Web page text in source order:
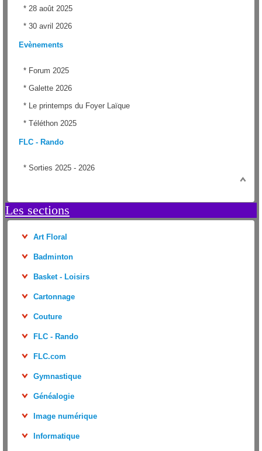
* 28 août 2025
* 30 avril 2026
Evènements
* Forum 2025
* Galette 2026
* Le printemps du Foyer Laïque
* Téléthon 2025
FLC - Rando
* Sorties 2025 - 2026
Les sections
Art Floral
Badminton
Basket - Loisirs
Cartonnage
Couture
FLC - Rando
FLC.com
Gymnastique
Généalogie
Image numérique
Informatique